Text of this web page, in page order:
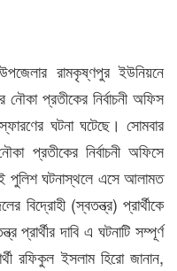
রামকৃষ্ণপুর ইউনিয়নে
প্রতীকের নির্বাচনী অফিস
ঘটনা ঘটেছে। সোমবার
প্রতীকের নির্বাচনী অফিসে
পুলিশ ঘটনাস্থলে এসে আলামত
বিদ্রোহী (স্বতন্ত্র) প্রার্থীকে
দাবি এ ঘটনাটি সম্পূর্ণ
রফিকুল ইসলাম হিরো জানান,